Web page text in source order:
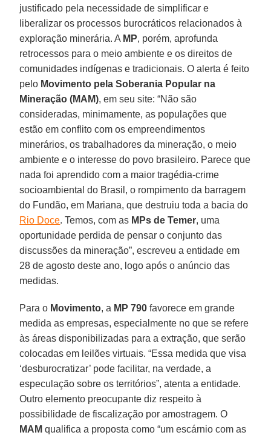
justificado pela necessidade de simplificar e
liberalizar os processos burocráticos relacionados à
exploração minerária. A MP, porém, aprofunda
retrocessos para o meio ambiente e os direitos de
comunidades indígenas e tradicionais. O alerta é feito
pelo Movimento pela Soberania Popular na
Mineração (MAM), em seu site: “Não são
consideradas, minimamente, as populações que
estão em conflito com os empreendimentos
minerários, os trabalhadores da mineração, o meio
ambiente e o interesse do povo brasileiro. Parece que
nada foi aprendido com a maior tragédia-crime
socioambiental do Brasil, o rompimento da barragem
do Fundão, em Mariana, que destruiu toda a bacia do
Rio Doce. Temos, com as MPs de Temer, uma
oportunidade perdida de pensar o conjunto das
discussões da mineração”, escreveu a entidade em
28 de agosto deste ano, logo após o anúncio das
medidas.
Para o Movimento, a MP 790 favorece em grande
medida as empresas, especialmente no que se refere
às áreas disponibilizadas para a extração, que serão
colocadas em leilões virtuais. “Essa medida que visa
‘desburocratizar’ pode facilitar, na verdade, a
especulação sobre os territórios”, atenta a entidade.
Outro elemento preocupante diz respeito à
possibilidade de fiscalização por amostragem. O
MAM qualifica a proposta como “um escárnio com as